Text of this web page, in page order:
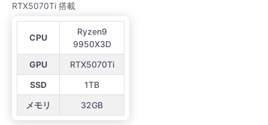
RTX5070Ti 搭載
CPU
Ryzen9
9950X3D
GPU
RTX5070Ti
SSD
1TB
メモリ
32GB